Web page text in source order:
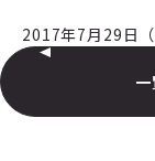
2017年7月29日